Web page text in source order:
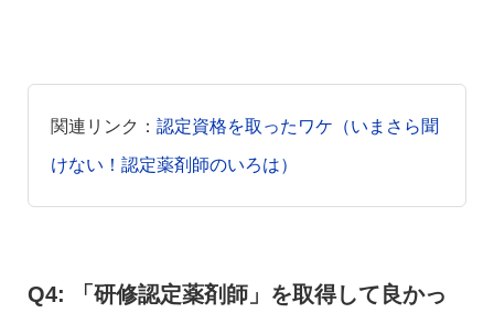
関連リンク： 認定資格を取ったワケ（いまさら聞
けない！認定薬剤師のいろは）
Q4: 「研修認定薬剤師」を取得して良かっ